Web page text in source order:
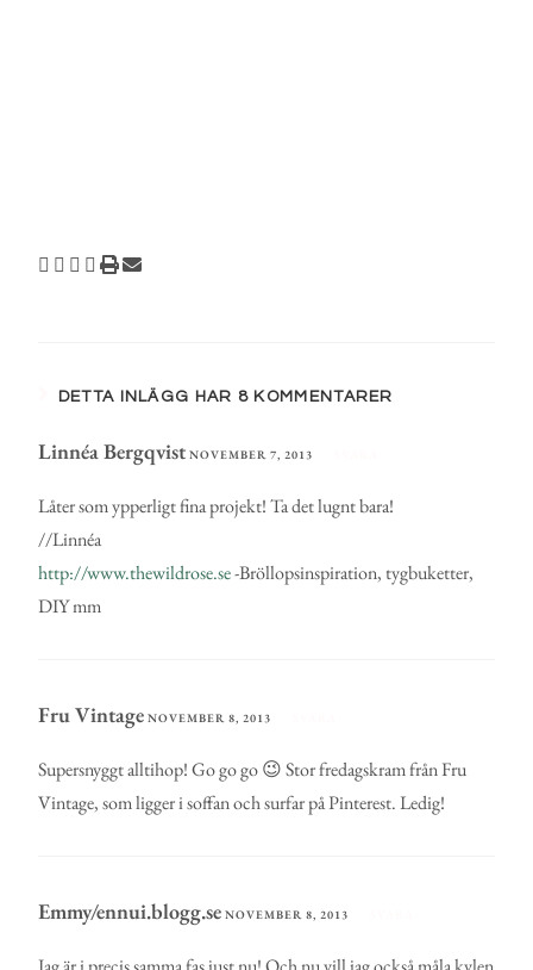
DETTA INLÄGG HAR 8 KOMMENTARER
Linnéa Bergqvist NOVEMBER 7, 2013
Låter som ypperligt fina projekt! Ta det lugnt bara!
//Linnéa
http://www.thewildrose.se-Bröllopsinspiration, tygbuketter,
DIY mm
Fru Vintage NOVEMBER 8, 2013
Supersnyggt alltihop! Go go go 😉 Stor fredagskram från Fru
Vintage, som ligger i soffan och surfar på Pinterest. Ledig!
Emmy/ennui.blogg.se NOVEMBER 8, 2013